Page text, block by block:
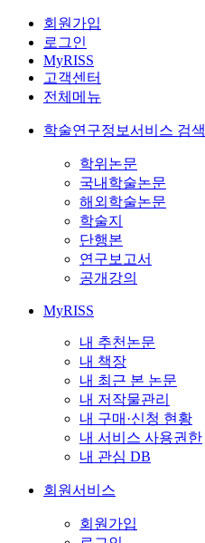
회원가입
로그인
MyRISS
고객센터
전체메뉴
학술연구정보서비스 검색
학위논문
국내학술논문
해외학술논문
학술지
단행본
연구보고서
공개강의
MyRISS
내 추천논문
내 책장
내 최근 본 논문
내 저작물관리
내 구매·신청 현황
내 서비스 사용권한
내 관심 DB
회원서비스
회원가입